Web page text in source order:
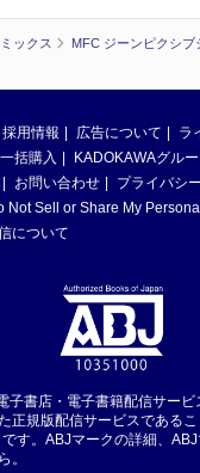
ックス MFC ジーンピクシブ
採用情報 広告について
ラ
括購入
KADOKAWAグル
お問い合わせ
プライバシ
Not Sell or Share My
について
子書店・電子書籍配信サー
正規版配信サービスである
す。ABJマークの詳細、
。